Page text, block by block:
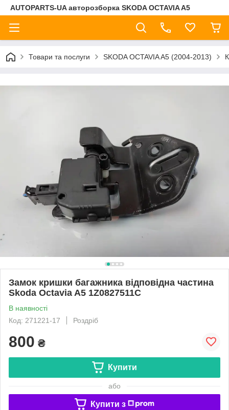
AUTOPARTS-UA авторозборка SKODA OCTAVIA A5
Товари та послуги SKODA OCTAVIA A5 (2004-2013)
Замок кришки багажника відповідна частина
Skoda Octavia A5 1Z0827511C
В наявності
Код: 271221-17
Роздріб
800 ₴
Купити
або
Купити з